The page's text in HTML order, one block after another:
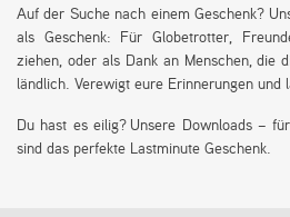
Auf der Suche nach einem Geschenk?
als Geschenk: Für Globetrotter,
ziehen, oder als Dank an Menschen, die
ländlich. Verewigt eure Erinnerungen und
Du hast es eilig? Unsere Downloads –
sind das perfekte Lastminute Geschenk.